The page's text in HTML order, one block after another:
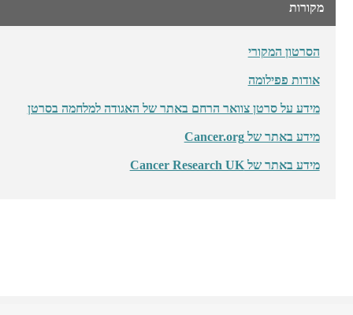
מקורות
הסרטון המקורי
אודות פפילומה
מידע על סרטן צוואר הרחם באתר של האגודה למלחמה בסרטן
מידע באתר של Cancer.org
מידע באתר של Cancer Research UK